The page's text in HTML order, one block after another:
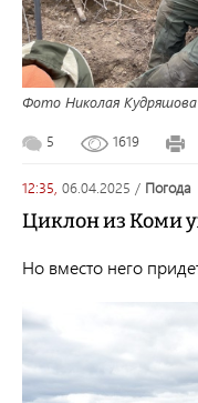
Фото Николая
5 1619
12:35, 06.04.2025 / погода
Циклон из Коми
Но вместо него